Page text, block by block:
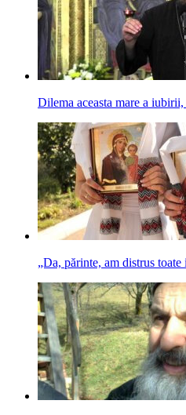
Dilema aceasta mare a
„Da, părinte, am distrus toate